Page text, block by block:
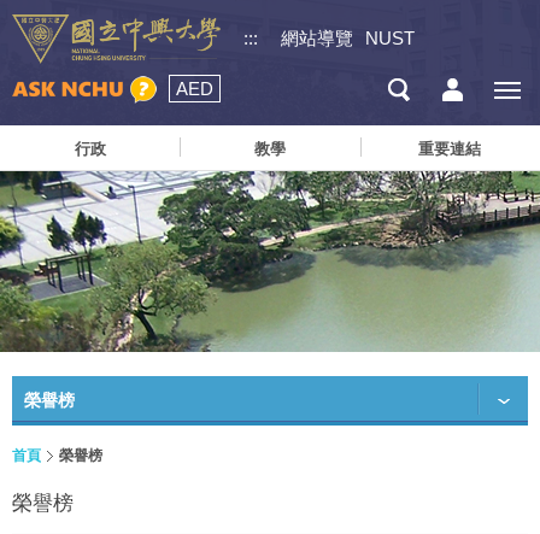
::: 網站導覽 NUST
AED
行政 教學 重要連結
榮譽榜
首頁 榮譽榜
榮譽榜